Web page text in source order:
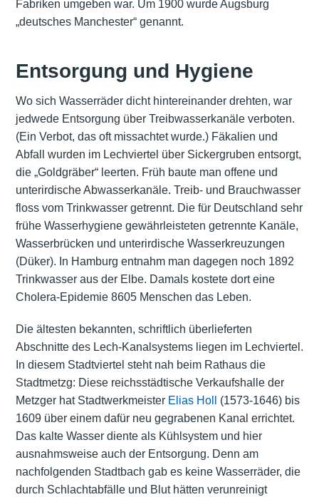
Fabriken umgeben war. Um 1900 wurde Augsburg
„deutsches Manchester“ genannt.
Entsorgung und Hygiene
Wo sich Wasserräder dicht hintereinander drehten, war
jedwede Entsorgung über Treibwasserkanäle verboten.
(Ein Verbot, das oft missachtet wurde.) Fäkalien und
Abfall wurden im Lechviertel über Sickergruben entsorgt,
die „Goldgräber“ leerten. Früh baute man offene und
unterirdische Abwasserkanäle. Treib- und Brauchwasser
floss vom Trinkwasser getrennt. Die für Deutschland sehr
frühe Wasserhygiene gewährleisteten getrennte Kanäle,
Wasserbrücken und unterirdische Wasserkreuzungen
(Düker). In Hamburg entnahm man dagegen noch 1892
Trinkwasser aus der Elbe. Damals kostete dort eine
Cholera-Epidemie 8605 Menschen das Leben.
Die ältesten bekannten, schriftlich überlieferten
Abschnitte des Lech-Kanalsystems liegen im Lechviertel.
In diesem Stadtviertel steht nah beim Rathaus die
Stadtmetzg: Diese reichsstädtische Verkaufshalle der
Metzger hat Stadtwerkmeister Elias Holl
(1573-1646) bis
1609 über einem dafür neu gegrabenen Kanal errichtet.
Das kalte Wasser diente als Kühlsystem und hier
ausnahmsweise auch der Entsorgung. Denn am
nachfolgenden Stadtbach gab es keine Wasserräder, die
durch Schlachtabfälle und Blut hätten verunreinigt